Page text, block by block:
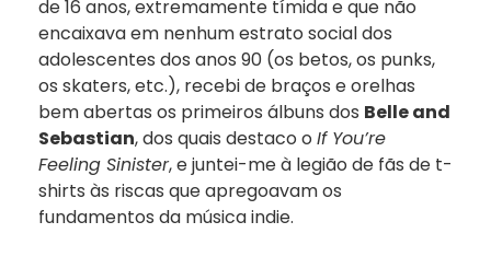
de 16 anos, extremamente tímida e que não
encaixava em nenhum estrato social dos
adolescentes dos anos 90 (os betos, os punks,
os skaters, etc.), recebi de braços e orelhas
bem abertas os primeiros álbuns dos Belle and
Sebastian, dos quais destaco o If You’re
Feeling Sinister, e juntei-me à legião de fãs de t-
shirts às riscas que apregoavam os
fundamentos da música indie.